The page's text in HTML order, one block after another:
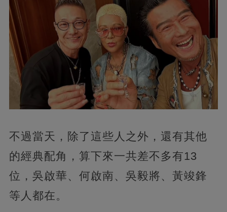
不過當天，除了這些人之外，還有其他
的經典配角，算下來一共差不多有13
位，吳啟華、何啟南、吳毅將、黃竣鋒
等人都在。